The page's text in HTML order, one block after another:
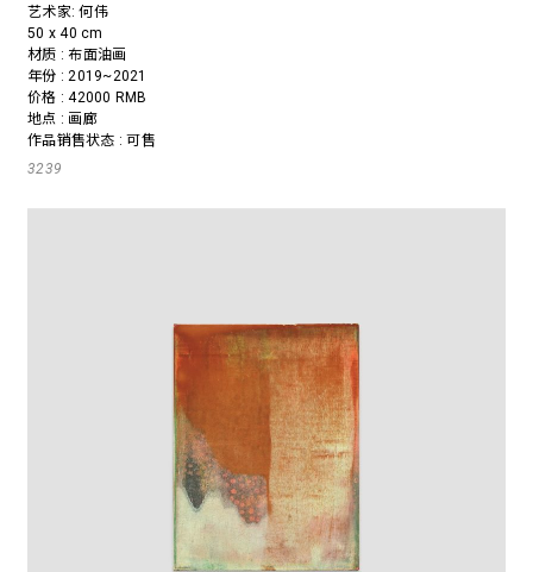
艺术家:何伟
50 x 40 cm
材质 : 布面油画
年份 : 2019~2021
价格 : 42000 RMB
地点 : 画廊
作品销售状态 : 可售
3239